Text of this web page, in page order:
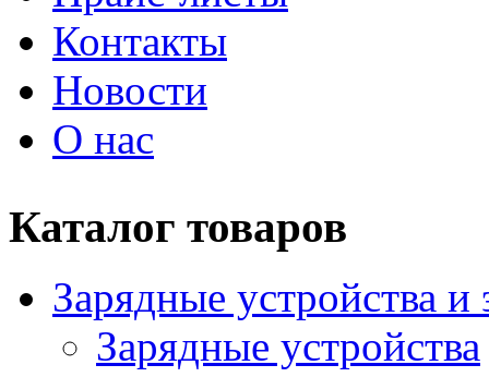
Контакты
Новости
О нас
Каталог товаров
Зарядные устройства
Зарядные устройства